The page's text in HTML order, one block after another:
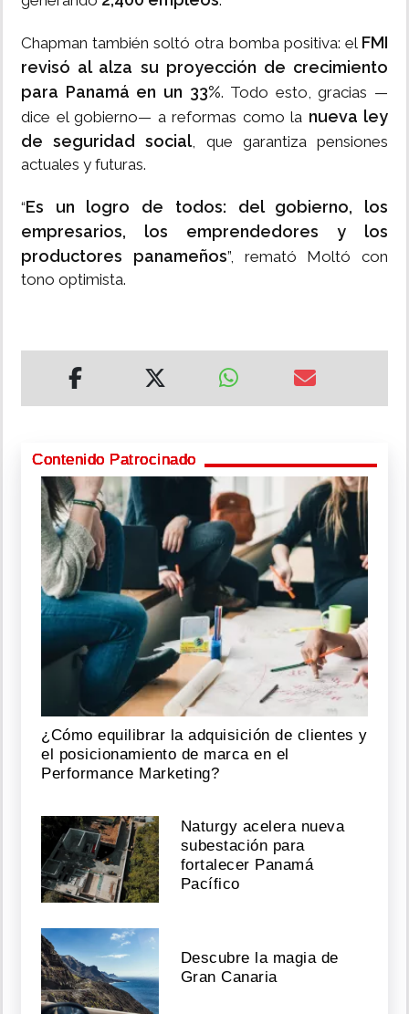
Chapman también soltó otra bomba positiva: el FMI
revisó al alza su proyección de crecimiento
para Panamá en un 33%. Todo esto, gracias —
dice el gobierno— a reformas como la nueva ley
de seguridad social, que garantiza pensiones
actuales y futuras.
“Es un logro de todos: del gobierno, los
empresarios, los emprendedores y los
productores panameños”, remató Moltó con
tono optimista.
Contenido Patrocinado
¿Cómo equilibrar la adquisición de clientes y
el posicionamiento de marca en el
Performance Marketing?
Naturgy acelera nueva
subestación para
fortalecer Panamá
Pacífico
Descubre la magia de
Gran Canaria